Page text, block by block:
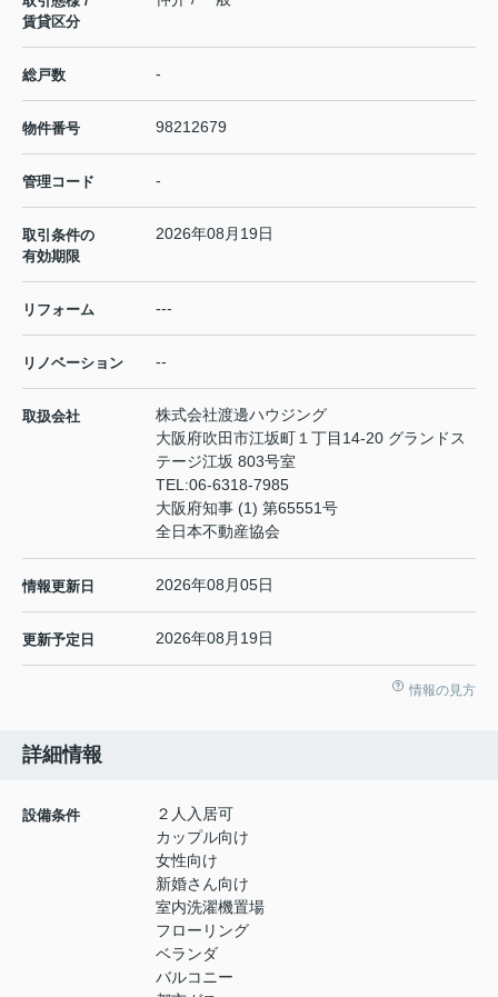
賃貸区分
総戸数 -
物件番号 98212679
管理コード -
取引条件の
有効期限
2026年08月19日
リフォーム ---
リノベーション --
取扱会社
株式会社渡邊ハウジング
大阪府吹田市江坂町１丁目14‐20 グランドス
テージ江坂 803号室
TEL:06-6318-7985
大阪府知事 (1) 第65551号
全日本不動産協会
情報更新日 2026年08月05日
更新予定日 2026年08月19日
情報の見方
詳細情報
設備条件
２人入居可
カップル向け
女性向け
新婚さん向け
室内洗濯機置場
フローリング
ベランダ
バルコニー